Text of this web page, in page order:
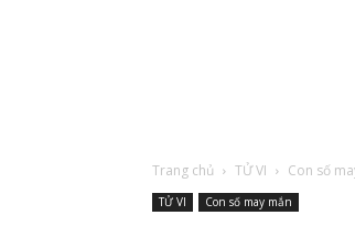
Trang chủ TỬ VI Con số
TỬ VI Con số may mắn